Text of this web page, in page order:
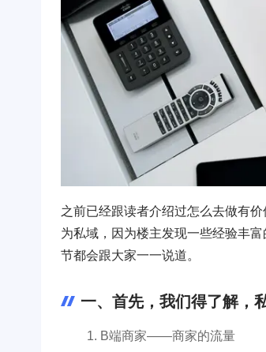
之前已经跟读者介绍过怎么去做有价
为私域，因为楼主发现一些经验丰
节都会跟大家一一说道。
一、首先，我们得了解，
B端商家——商家的流量